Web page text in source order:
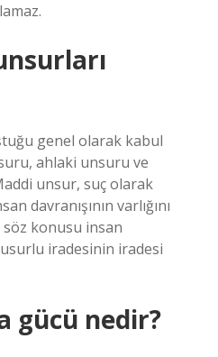
genel olarak kabul
ahlaki unsuru ve
unsur, suç olarak
davranışının varlığını
konusu insan
iradesinin iradesi
gücü nedir?